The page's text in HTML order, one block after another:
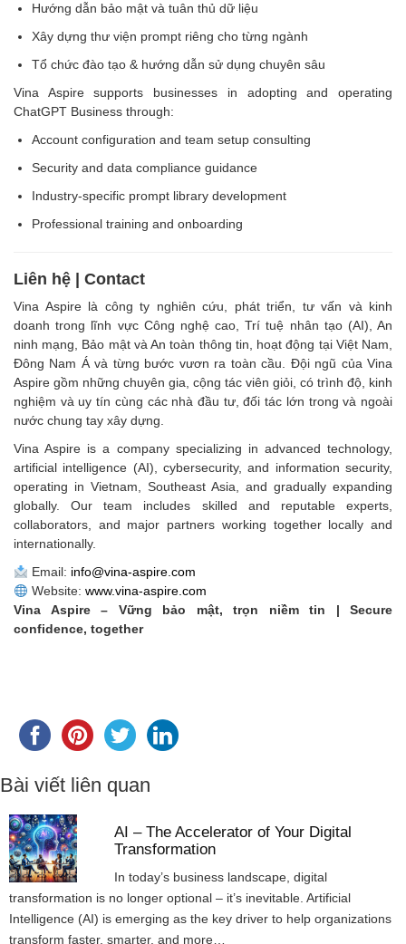
Hướng dẫn bảo mật và tuân thủ dữ liệu
Xây dựng thư viện prompt riêng cho từng ngành
Tổ chức đào tạo & hướng dẫn sử dụng chuyên sâu
Vina Aspire supports businesses in adopting and operating
ChatGPT Business through:
Account configuration and team setup consulting
Security and data compliance guidance
Industry-specific prompt library development
Professional training and onboarding
Liên hệ | Contact
Vina Aspire là công ty nghiên cứu, phát triển, tư vấn và kinh
doanh trong lĩnh vực Công nghệ cao, Trí tuệ nhân tạo (AI), An
ninh mạng, Bảo mật và An toàn thông tin, hoạt động tại Việt Nam,
Đông Nam Á và từng bước vươn ra toàn cầu. Đội ngũ của Vina
Aspire gồm những chuyên gia, cộng tác viên giỏi, có trình độ, kinh
nghiệm và uy tín cùng các nhà đầu tư, đối tác lớn trong và ngoài
nước chung tay xây dựng.
Vina Aspire is a company specializing in advanced technology,
artificial intelligence (AI), cybersecurity, and information security,
operating in Vietnam, Southeast Asia, and gradually expanding
globally. Our team includes skilled and reputable experts,
collaborators, and major partners working together locally and
internationally.
Email: info@vina-aspire.com
Website: www.vina-aspire.com
Vina Aspire – Vững bảo mật, trọn niềm tin | Secure
confidence, together
Bài viết liên quan
AI – The Accelerator of Your Digital
Transformation
In today’s business landscape, digital
transformation is no longer optional – it’s inevitable. Artificial
Intelligence (AI) is emerging as the key driver to help organizations
transform faster, smarter, and more…